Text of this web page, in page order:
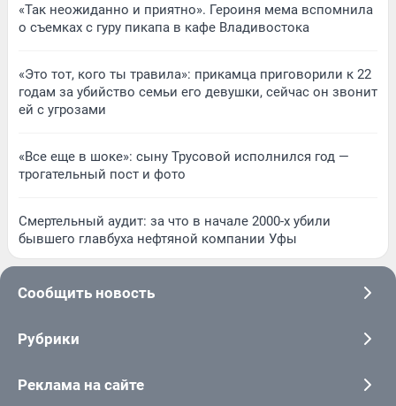
«Так неожиданно и приятно». Героиня мема вспомнила
о съемках с гуру пикапа в кафе Владивостока
«Это тот, кого ты травила»: прикамца приговорили к 22
годам за убийство семьи его девушки, сейчас он звонит
ей с угрозами
«Все еще в шоке»: сыну Трусовой исполнился год —
трогательный пост и фото
Смертельный аудит: за что в начале 2000-х убили
бывшего главбуха нефтяной компании Уфы
Сообщить новость
Рубрики
Реклама на сайте